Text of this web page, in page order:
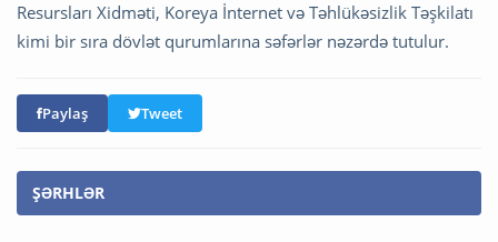
Resursları Xidməti, Koreya İnternet və Təhlükəsizlik Təşkilatı
kimi bir sıra dövlət qurumlarına səfərlər nəzərdə tutulur.
Paylaş Tweet
ŞƏRHLƏR